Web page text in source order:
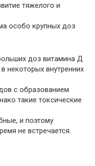
тяжелого и
особо крупных доз
доз витамина Д
некоторых внутренних
с образованием
такие токсические
и поэтому
не встречается.